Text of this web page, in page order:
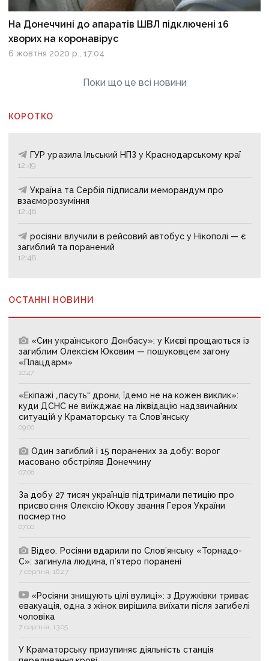
На Донеччині до апаратів ШВЛ підключені 16
хворих на коронавірус
6 жовтня 2020 р., 17:04
Поки що це всі новини
КОРОТКО
ГУР уразила Ільський НПЗ у Краснодарському краї
12:49
Україна та Сербія підписали меморандум про
взаєморозуміння
12:48
росіяни влучили в рейсовий автобус у Нікополі — є
загиблий та поранений
12:48
ОСТАННІ НОВИНИ
«Син українського Донбасу»: у Києві прощаються із
загиблим Олексієм Юковим — пошуковцем загону
«Плацдарм»
10:47
«Екіпажі „пасуть“ дрони, їдемо не на кожен виклик»:
куди ДСНС не виїжджає на ліквідацію надзвичайних
ситуацій у Краматорську та Слов’янську
09:00
Один загиблий і 15 поранених за добу: ворог
масовано обстріляв Донеччину
07:08
За добу 27 тисяч українців підтримали петицію про
присвоєння Олексію Юкову звання Героя України
посмертно
07:00
Відео. Росіяни вдарили по Слов’янську «Торнадо-
С»: загинула людина, п’ятеро поранені
7 серпня, 16:27
«Росіяни знищують цілі вулиці»: з Дружківки триває
евакуація, одна з жінок вирішила виїхати після загибелі
чоловіка
7 серпня, 13:05
У Краматорську призупиняє діяльність станція